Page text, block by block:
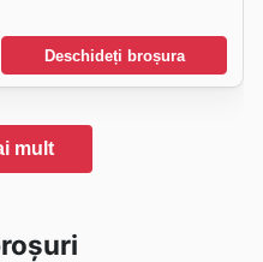
Deschideți broșura
mult